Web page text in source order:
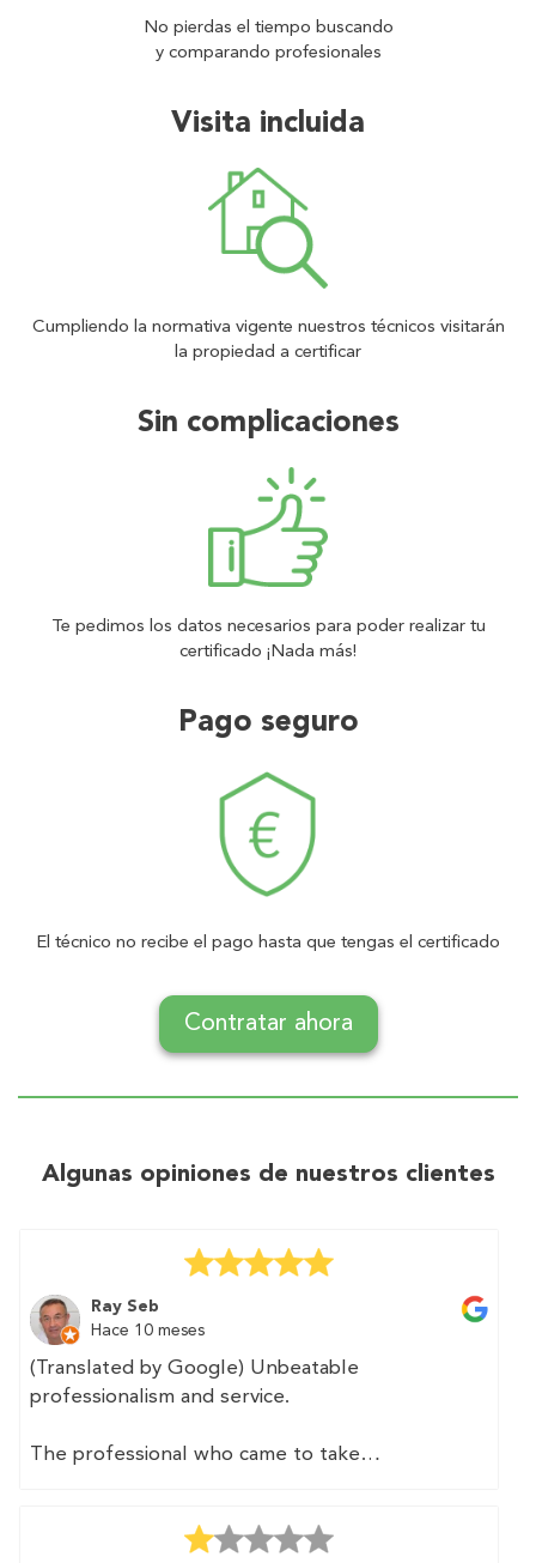
No pierdas el tiempo buscando
y comparando profesionales
Visita incluida
Cumpliendo la normativa vigente nuestros técnicos visitarán
la propiedad a certificar
Sin complicaciones
Te pedimos los datos necesarios para poder realizar tu
certificado ¡Nada más!
Pago seguro
El técnico no recibe el pago hasta que tengas el certificado
Contratar ahora
Algunas opiniones de nuestros clientes
Ray Seb
Hace 10 meses
(Translated by Google) Unbeatable
professionalism and service.
The professional who came to take
which he appreciated as it made his job easier.